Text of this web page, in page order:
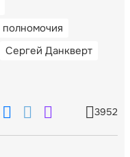
полномочия
Сергей Данкверт
3952